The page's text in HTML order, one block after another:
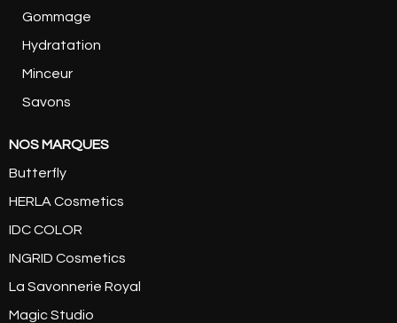
Gommage
Hydratation
Minceur
Savons
NOS MARQUES
Butterfly
HERLA Cosmetics
IDC COLOR
INGRID Cosmetics
La Savonnerie Royal
Magic Studio